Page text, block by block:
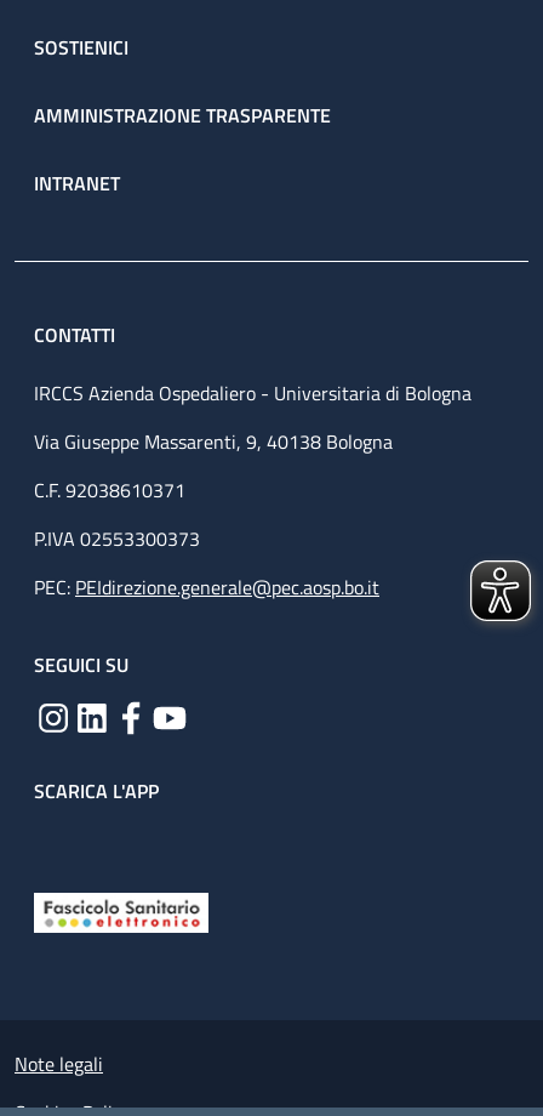
SOSTIENICI
AMMINISTRAZIONE TRASPARENTE
INTRANET
CONTATTI
IRCCS Azienda Ospedaliero - Universitaria di Bologna
Via Giuseppe Massarenti, 9, 40138 Bologna
C.F. 92038610371
P.IVA 02553300373
PEC: PEIdirezione.generale@pec.aosp.bo.it
SEGUICI SU
SCARICA L'APP
Small prints
Note legali